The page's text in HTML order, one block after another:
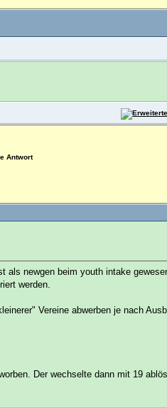
Antwort
newgen beim youth intake
werden.
Vereine abwerben je nach
Der wechselte dann mit 19